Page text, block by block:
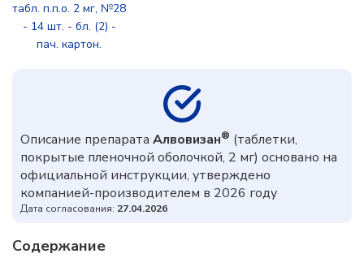
табл. п.п.о. 2 мг, №28
- 14 шт. - бл. (2) -
пач. картон.
Описание препарата Алвовизан® (таблетки,
покрытые пленочной оболочкой, 2 мг) основано на
официальной инструкции, утверждено
компанией-производителем в 2026 году
Дата согласования: 27.04.2026
Содержание